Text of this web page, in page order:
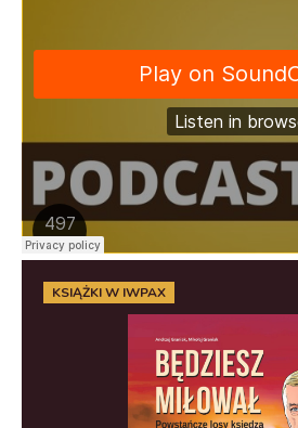
KSIĄŻKI W IWPAX